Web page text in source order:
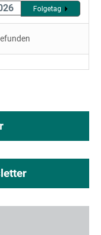
Folgetag